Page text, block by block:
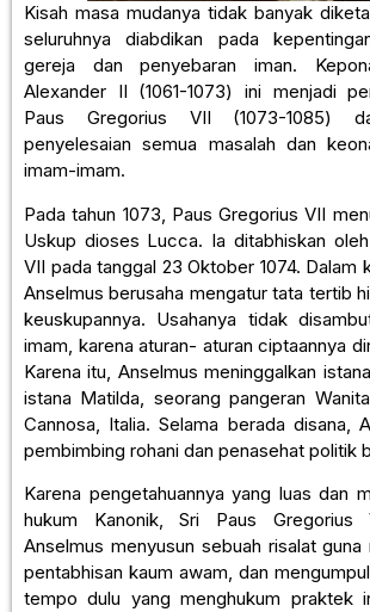
Kisah masa mudanya tidak banyak
seluruhnya diabdikan pada
gereja dan penyebaran iman.
Alexander II (1061-1073) ini menjadi
Paus Gregorius VII (1073-1085)
penyelesaian semua masalah dan
imam-imam.
Pada tahun 1073, Paus Gregorius VII
Uskup dioses Lucca. Ia ditabhiskan
VII pada tanggal 23 Oktober 1074. Dalam
Anselmus berusaha mengatur tata tertib
keuskupannya. Usahanya tidak
imam, karena aturan- aturan ciptaannya
Karena itu, Anselmus meninggalkan
istana Matilda, seorang pangeran
Cannosa, Italia. Selama berada disana,
pembimbing rohani dan penasehat politik
Karena pengetahuannya yang luas dan
hukum Kanonik, Sri Paus Gregorius
Anselmus menyusun sebuah risalat
pentabhisan kaum awam, dan
tempo dulu yang menghukum praktek